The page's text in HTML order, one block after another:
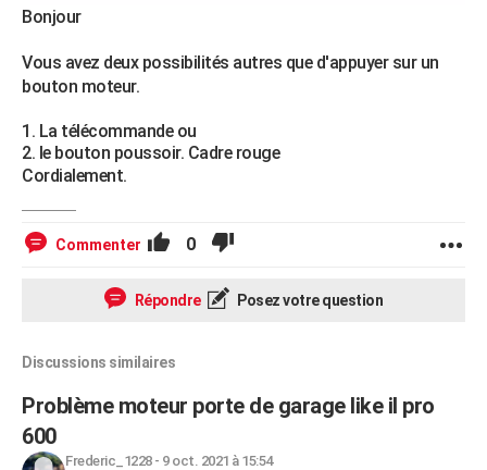
Bonjour
Vous avez deux possibilités autres que d'appuyer sur un
bouton moteur.
La télécommande ou
le bouton poussoir. Cadre rouge
Cordialement.
Commenter 0
Répondre Posez votre question
Discussions similaires
Problème moteur porte de garage like il pro
600
Frederic_1228- 9 oct. 2021 à 15:54